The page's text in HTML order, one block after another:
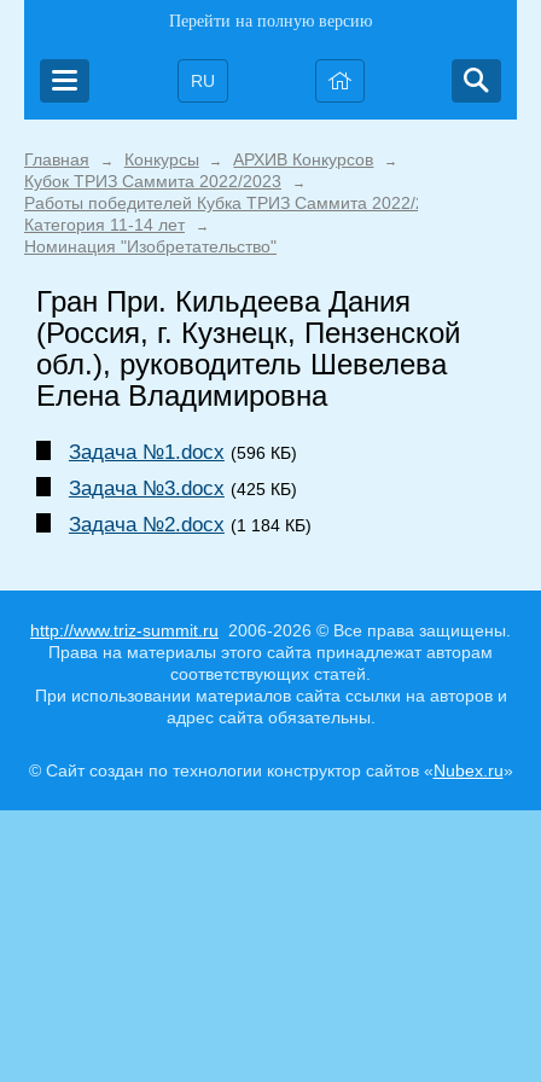
Перейти на полную версию
RU
Главная → Конкурсы → АРХИВ Конкурсов →
Кубок ТРИЗ Саммита 2022/2023 →
Работы победителей Кубка ТРИЗ Саммита 2022/2023
Категория 11-14 лет →
Номинация "Изобретательство"
Гран При. Кильдеева Дания
(Россия, г. Кузнецк, Пензенской
обл.), руководитель Шевелева
Елена Владимировна
Задача №1.docx (596 КБ)
Задача №3.docx (425 КБ)
Задача №2.docx (1 184 КБ)
http://www.triz-summit.ru 2006-2026 © Все права защищены.
Права на материалы этого сайта принадлежат авторам
соответствующих статей.
При использовании материалов сайта ссылки на авторов и
адрес сайта обязательны.
© Сайт создан по технологии конструктор сайтов «Nubex.ru»